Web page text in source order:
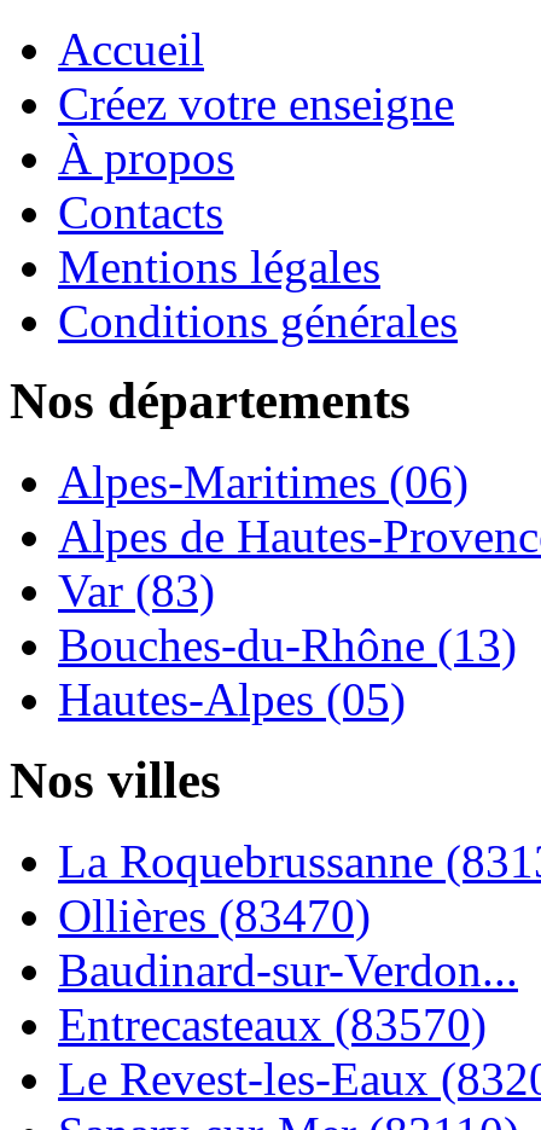
Accueil
Créez votre enseigne
À propos
Contacts
Mentions légales
Conditions générales
Nos départements
Alpes-Maritimes (06)
Alpes de Hautes-
Var (83)
Bouches-du-Rhône (13)
Hautes-Alpes (05)
Nos villes
La Roquebrussanne
Ollières (83470)
Baudinard-sur-Verdon...
Entrecasteaux (83570)
Le Revest-les-Eaux